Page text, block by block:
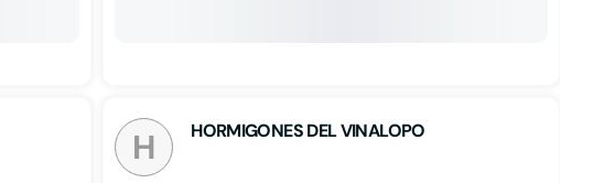
H HORMIGONES DEL VINALOPO